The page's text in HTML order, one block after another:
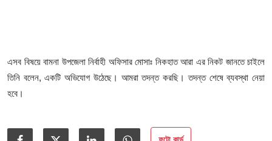
এসব বিষয়ে বামনা উপজেলা নির্বাহী অফিসার মোসাঃ নিকহাত আরা এর নিকট জানতে চাইলে
তিনি বলেন, একটি অভিযোগ উঠেছে। আমরা তদন্ত করছি। তদন্ত শেষে ব্যবস্থা নেয়া
হবে।